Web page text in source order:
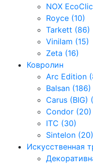
NOX
Royce (10)
Tarkett (86)
Vinilam (15)
Zeta (16)
Ковролин
Arc Edition
Balsan (186)
Carus (BIG)
Condor (20)
ITC (30)
Sintelon (20)
Искусственная